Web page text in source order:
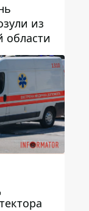
из
области